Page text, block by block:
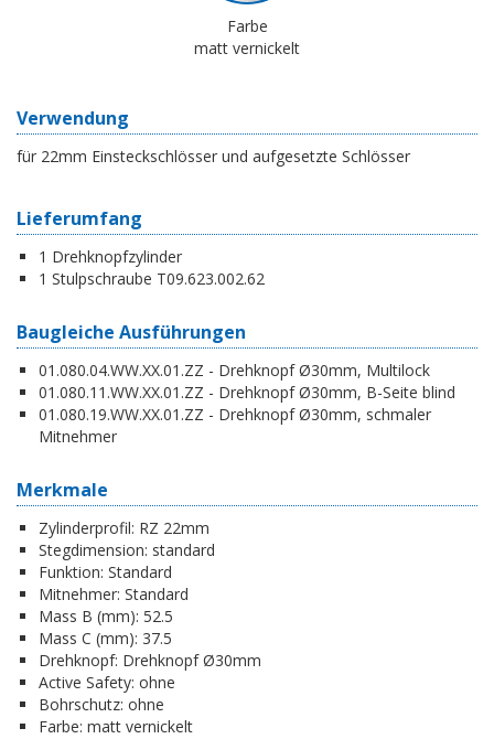
Farbe
matt vernickelt
Verwendung
für 22mm Einsteckschlösser und aufgesetzte Schlösser
Lieferumfang
1 Drehknopfzylinder
1 Stulpschraube T09.623.002.62
Baugleiche Ausführungen
01.080.04.WW.XX.01.ZZ - Drehknopf Ø30mm, Multilock
01.080.11.WW.XX.01.ZZ - Drehknopf Ø30mm, B-Seite blind
01.080.19.WW.XX.01.ZZ - Drehknopf Ø30mm, schmaler
Mitnehmer
Merkmale
Zylinderprofil: RZ 22mm
Stegdimension: standard
Funktion: Standard
Mitnehmer: Standard
Mass B (mm): 52.5
Mass C (mm): 37.5
Drehknopf: Drehknopf Ø30mm
Active Safety: ohne
Bohrschutz: ohne
Farbe: matt vernickelt